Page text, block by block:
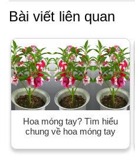
Bài viết liên quan
Hoa móng tay? Tìm hiểu
chung về hoa móng tay